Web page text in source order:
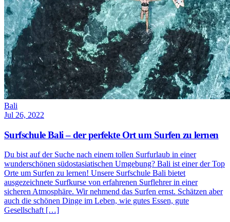
Bali
Jul 26, 2022
Surfschule Bali – der perfekte Ort um Surfen zu lernen
Du bist auf der Suche nach einem tollen Surfurlaub in einer
wunderschönen südostasiatischen Umgebung? Bali ist einer der Top
Orte um Surfen zu lernen! Unsere Surfschule Bali bietet
ausgezeichnete Surfkurse von erfahrenen Surflehrer in einer
sicheren Atmosphäre. Wir nehmend das Surfen ernst. Schätzen aber
auch die schönen Dinge im Leben, wie gutes Essen, gute
Gesellschaft […]